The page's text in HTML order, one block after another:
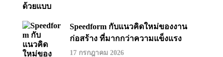
Speedform กับแนวคิดใหม่ของงาน
ก่อสร้าง ที่มากกว่าความแข็งแรง
17 กรกฎาคม 2026